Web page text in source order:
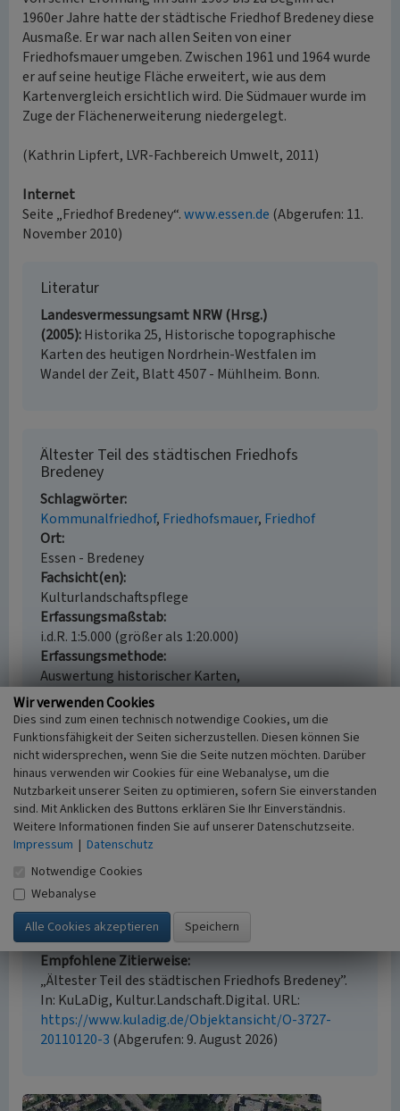
1960er Jahre hatte der städtische Friedhof Bredeney diese
Ausmaße. Er war nach allen Seiten von einer
Friedhofsmauer umgeben. Zwischen 1961 und 1964 wurde
er auf seine heutige Fläche erweitert, wie aus dem
Kartenvergleich ersichtlich wird. Die Südmauer wurde im
Zuge der Flächenerweiterung niedergelegt.
(Kathrin Lipfert, LVR-Fachbereich Umwelt, 2011)
Internet
Seite „Friedhof Bredeney“.www.essen.de (Abgerufen: 11.
November 2010)
Literatur
Landesvermessungsamt NRW (Hrsg.)
(2005) Historika 25, Historische topographische
Karten des heutigen Nordrhein-Westfalen im
Wandel der Zeit, Blatt 4507 - Mühlheim. Bonn.
Ältester Teil des städtischen Friedhofs
Bredeney
Schlagwörter
Kommunalfriedhof Friedhofsmauer Friedhof
Ort
Essen - Bredeney
Fachsicht(en)
Kulturlandschaftspflege
Erfassungsmaßstab
i.d.R. 1:5.000 (größer als 1:20.000)
Erfassungsmethode
Auswertung historischer Karten,
Literaturauswertung, Geländebegehung/-
kartierung
Historischer Zeitraum
Beginn 1909
Empfohlene Zitierweise
Urheberrechtlicher Hinweis
Der hier präsentierte Inhalt ist urheberrechtlich
geschützt. Die angezeigten Medien unterliegen
möglicherweise zusätzlichen urheberrechtlichen
Bedingungen, die an diesen ausgewiesen sind.
Empfohlene Zitierweise
„Ältester Teil des städtischen Friedhofs Bredeney”.
In: KuLaDig, Kultur.Landschaft.Digital. URL:
https://www.kuladig.de/Objektansicht/O-3727-
20110120-3 (Abgerufen: 9. August 2026)
Wir verwenden Cookies
Dies sind zum einen technisch notwendige Cookies, um die
Funktionsfähigkeit der Seiten sicherzustellen. Diesen können Sie
nicht widersprechen, wenn Sie die Seite nutzen möchten. Darüber
hinaus verwenden wir Cookies für eine Webanalyse, um die
Nutzbarkeit unserer Seiten zu optimieren, sofern Sie einverstanden
sind. Mit Anklicken des Buttons erklären Sie Ihr Einverständnis.
Weitere Informationen finden Sie auf unserer Datenschutzseite.
Impressum | Datenschutz
Notwendige Cookies
Webanalyse